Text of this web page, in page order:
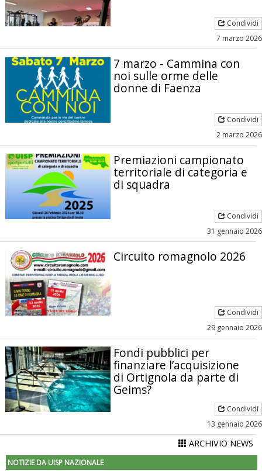
Condividi
7 marzo 2026
7 marzo - Cammina con
noi sulle orme delle
donne di Faenza
Condividi
2 marzo 2026
Premiazioni campionato
territoriale di categoria e
di squadra
Condividi
31 gennaio 2026
Circuito romagnolo 2026
Condividi
29 gennaio 2026
Fondi pubblici per
finanziare l’acquisizione
di Ortignola da parte di
Geims?
Condividi
13 gennaio 2026
ARCHIVIO NEWS
NOTIZIE DA UISP NAZIONALE